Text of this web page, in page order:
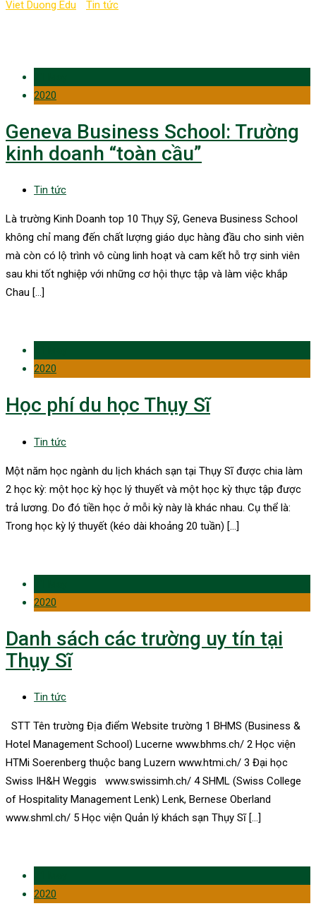
Viet Duong Edu Tin tức
2020
Geneva Business School: Trường
kinh doanh “toàn cầu”
Tin tức
Là trường Kinh Doanh top 10 Thụy Sỹ, Geneva Business School
không chỉ mang đến chất lượng giáo dục hàng đầu cho sinh viên
mà còn có lộ trình vô cùng linh hoạt và cam kết hỗ trợ sinh viên
sau khi tốt nghiệp với những cơ hội thực tập và làm việc khắp
Chau […]
2020
Học phí du học Thụy Sĩ
Tin tức
Một năm học ngành du lịch khách sạn tại Thụy Sĩ được chia làm
2 học kỳ: một học kỳ học lý thuyết và một học kỳ thực tập được
trả lương. Do đó tiền học ở mỗi kỳ này là khác nhau. Cụ thể là:
Trong học kỳ lý thuyết (kéo dài khoảng 20 tuần) […]
2020
Danh sách các trường uy tín tại
Thụy Sĩ
Tin tức
STT Tên trường Địa điểm Website trường 1 BHMS (Business &
Hotel Management School) Lucerne www.bhms.ch/ 2 Học viện
HTMi Soerenberg thuộc bang Luzern www.htmi.ch/ 3 Đại học
Swiss IH&H Weggis www.swissimh.ch/ 4 SHML (Swiss College
of Hospitality Management Lenk) Lenk, Bernese Oberland
www.shml.ch/ 5 Học viện Quản lý khách sạn Thụy Sĩ […]
2020